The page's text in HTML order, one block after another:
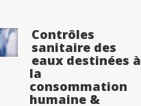
Contrôles
sanitaire des
eaux destinées à
la
consommation
humaine &